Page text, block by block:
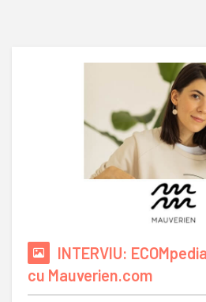
INTERVIU:
cu Mauverien.com